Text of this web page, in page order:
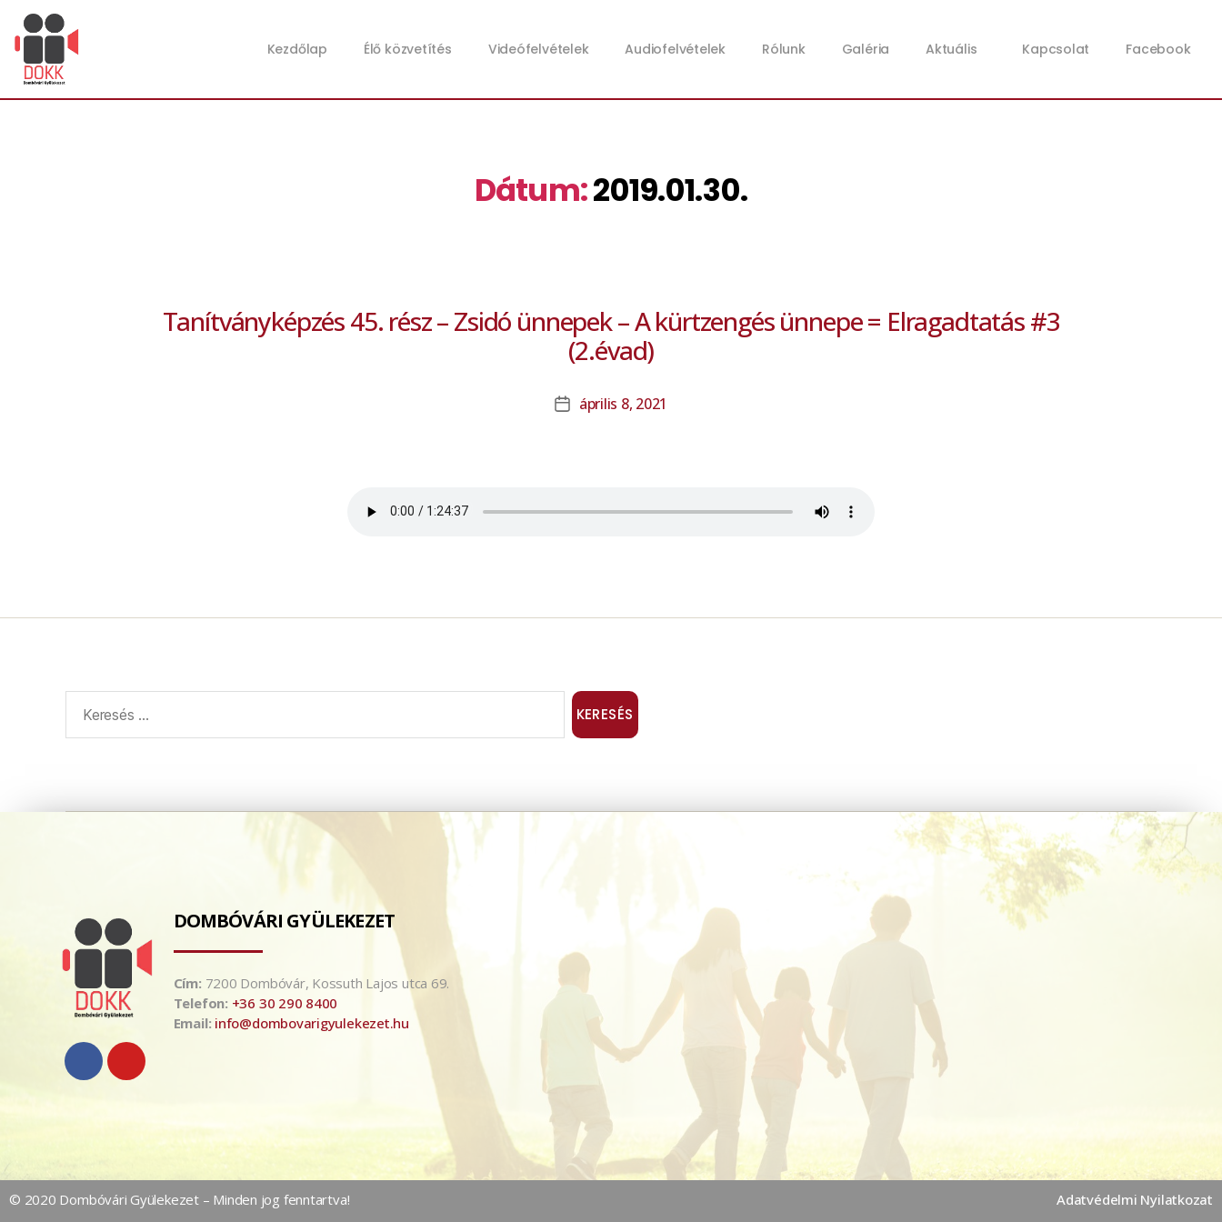
Kezdőlap Élő közvetítés Videófelvételek Audiofelvételek Rólunk Galéria Aktuális Kapcsolat Facebook
Dátum:2019.01.30.
Tanítványképzés 45. rész – Zsidó ünnepek – A kürtzengés ünnepe = Elragadtatás #3
(2.évad)
április 8, 2021
DOMBÓVÁRI GYÜLEKEZET
Cím: 7200 Dombóvár, Kossuth Lajos utca 69.
Telefon: +36 30 290 8400
Email: info@dombovarigyulekezet.hu
© 2020 Dombóvári Gyülekezet – Minden jog fenntartva! Adatvédelmi Nyilatkozat